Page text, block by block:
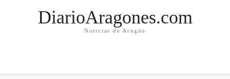
DiarioAragones.com
Noticias de Aragón